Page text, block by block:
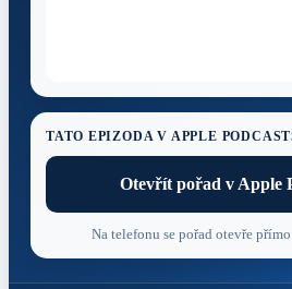
TATO EPIZODA V APPLE
Otevřít pořad v Apple
Na telefonu se pořad otevře přímo